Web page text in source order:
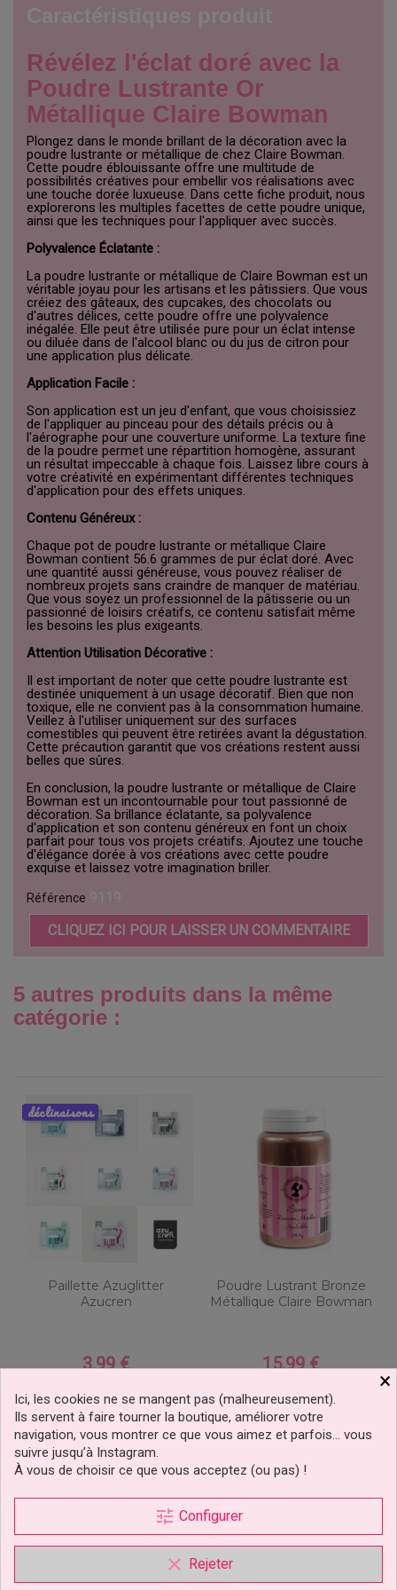
Révélez l'éclat doré avec la
Poudre Lustrante Or
Métallique Claire Bowman
Plongez dans le monde brillant de la décoration avec la
poudre lustrante or métallique de chez Claire Bowman.
Cette poudre éblouissante offre une multitude de
possibilités créatives pour embellir vos réalisations avec
une touche dorée luxueuse. Dans cette fiche produit, nous
explorerons les multiples facettes de cette poudre unique,
ainsi que les techniques pour l'appliquer avec succès.
Polyvalence Éclatante :
La poudre lustrante or métallique de Claire Bowman est un
véritable joyau pour les artisans et les pâtissiers. Que vous
créiez des gâteaux, des cupcakes, des chocolats ou
d'autres délices, cette poudre offre une polyvalence
inégalée. Elle peut être utilisée pure pour un éclat intense
ou diluée dans de l'alcool blanc ou du jus de citron pour
une application plus délicate.
Application Facile :
Son application est un jeu d'enfant, que vous choisissiez
de l'appliquer au pinceau pour des détails précis ou à
l'aérographe pour une couverture uniforme. La texture fine
de la poudre permet une répartition homogène, assurant
un résultat impeccable à chaque fois. Laissez libre cours à
votre créativité en expérimentant différentes techniques
d'application pour des effets uniques.
Contenu Généreux :
Chaque pot de poudre lustrante or métallique Claire
Bowman contient 56.6 grammes de pur éclat doré. Avec
une quantité aussi généreuse, vous pouvez réaliser de
nombreux projets sans craindre de manquer de matériau.
Que vous soyez un professionnel de la pâtisserie ou un
passionné de loisirs créatifs, ce contenu satisfait même
les besoins les plus exigeants.
Attention Utilisation Décorative :
Il est important de noter que cette poudre lustrante est
destinée uniquement à un usage décoratif. Bien que non
toxique, elle ne convient pas à la consommation humaine.
Veillez à l'utiliser uniquement sur des surfaces
comestibles qui peuvent être retirées avant la dégustation.
Cette précaution garantit que vos créations restent aussi
belles que sûres.
En conclusion, la poudre lustrante or métallique de Claire
Bowman est un incontournable pour tout passionné de
décoration. Sa brillance éclatante, sa polyvalence
d'application et son contenu généreux en font un choix
parfait pour tous vos projets créatifs. Ajoutez une touche
d'élégance dorée à vos créations avec cette poudre
exquise et laissez votre imagination briller.
Référence
CLIQUEZ ICI POUR LAISSER UN COMMENTAIRE
5 autres produits dans la même
catégorie :
Paillette Azuglitter
Azucren
Prix
3,99 €
Ajouter au panier
1 avis
déclinaisons
Poudre Lustrant Bronze
Métallique Claire Bowman
Prix
15,99 €
Ajouter au panier
×
Ici, les cookies ne se mangent pas (malheureusement).
Ils servent à faire tourner la boutique, améliorer votre
navigation, vous montrer ce que vous aimez et parfois… vous
suivre jusqu’à Instagram.
À vous de choisir ce que vous acceptez (ou pas) !
tune Configurer
clear Rejeter